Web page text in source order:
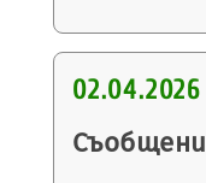
02.04.2026